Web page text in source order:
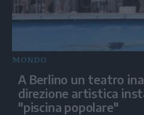
MONDO
A Berlino un teatro
direzione artistica
"piscina popolare"